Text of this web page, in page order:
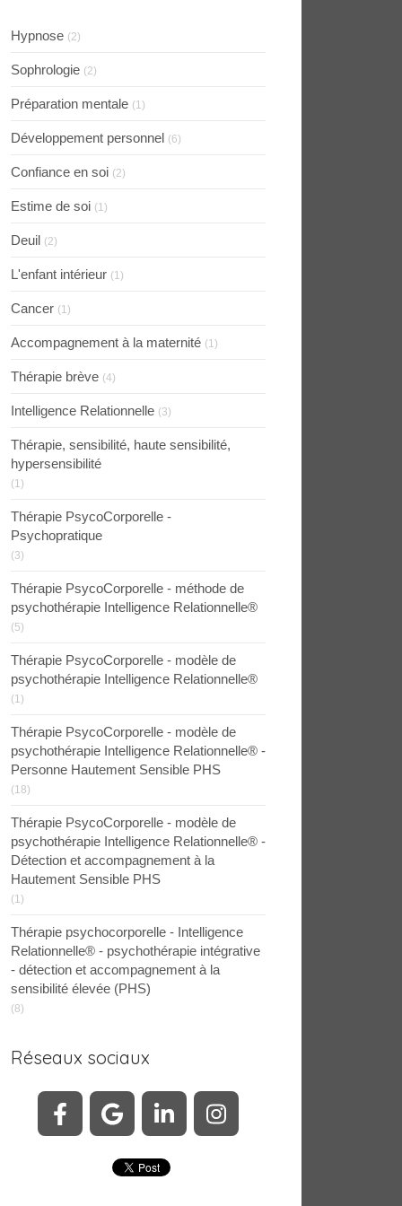
Hypnose (2)
Sophrologie (2)
Préparation mentale (1)
Développement personnel (6)
Confiance en soi (2)
Estime de soi (1)
Deuil (2)
L'enfant intérieur (1)
Cancer (1)
Accompagnement à la maternité (1)
Thérapie brève (4)
Intelligence Relationnelle (3)
Thérapie, sensibilité, haute sensibilité,
hypersensibilité
(1)
Thérapie PsycoCorporelle -
Psychopratique
(3)
Thérapie PsycoCorporelle - méthode de
psychothérapie Intelligence Relationnelle®
(5)
Thérapie PsycoCorporelle - modèle de
psychothérapie Intelligence Relationnelle®
(1)
Thérapie PsycoCorporelle - modèle de
psychothérapie Intelligence Relationnelle® -
Personne Hautement Sensible PHS
(18)
Thérapie PsycoCorporelle - modèle de
psychothérapie Intelligence Relationnelle® -
Détection et accompagnement à la
Hautement Sensible PHS
(1)
Thérapie psychocorporelle - Intelligence
Relationnelle® - psychothérapie intégrative
- détection et accompagnement à la
sensibilité élevée (PHS)
(8)
Réseaux sociaux